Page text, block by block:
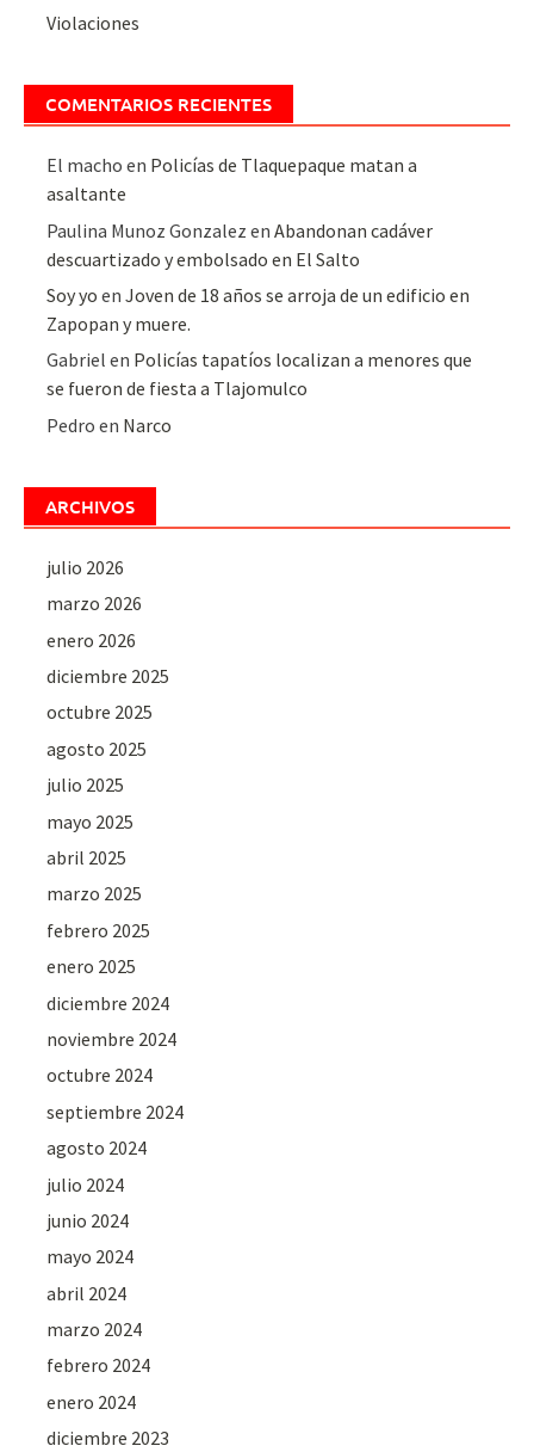
Violaciones
COMENTARIOS RECIENTES
El macho en Policías de Tlaquepaque matan a
asaltante
Paulina Munoz Gonzalez enAbandonan cadáver
descuartizado y embolsado en El Salto
Soy yo enJoven de 18 años se arroja de un edificio en
Zapopan y muere.
Gabriel en Policías tapatíos localizan a menores que
se fueron de fiesta a Tlajomulco
Pedro en Narco
ARCHIVOS
julio 2026
marzo 2026
enero 2026
diciembre 2025
octubre 2025
agosto 2025
julio 2025
mayo 2025
abril 2025
marzo 2025
febrero 2025
enero 2025
diciembre 2024
noviembre 2024
octubre 2024
septiembre 2024
agosto 2024
julio 2024
junio 2024
mayo 2024
abril 2024
marzo 2024
febrero 2024
enero 2024
diciembre 2023